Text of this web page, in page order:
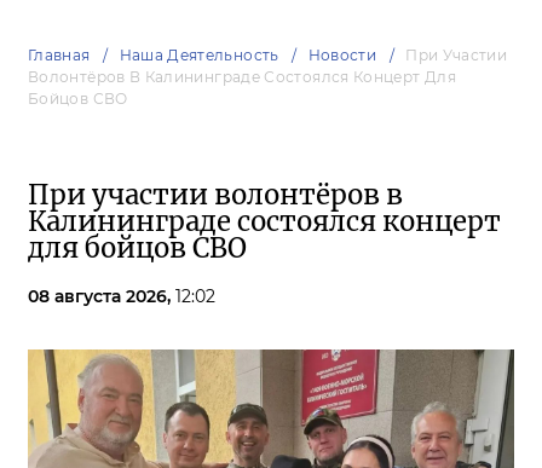
Главная Наша Деятельность Новости
При Участии
Волонтёров В Калининграде Состоялся Концерт Для
Бойцов СВО
При участии волонтёров в
Калининграде состоялся концерт
для бойцов СВО
08 августа 2026, 12:02